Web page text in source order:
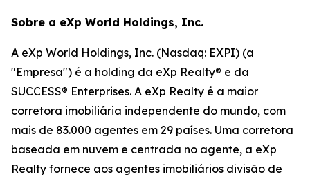
Sobre a eXp World Holdings, Inc.
A eXp World Holdings, Inc. (Nasdaq: EXPI) (a
"Empresa") é a holding da eXp Realty® e da
SUCCESS® Enterprises. A eXp Realty é a maior
corretora imobiliária independente do mundo, com
mais de 83.000 agentes em 29 países. Uma corretora
baseada em nuvem e centrada no agente, a eXp
Realty fornece aos agentes imobiliários divisão de